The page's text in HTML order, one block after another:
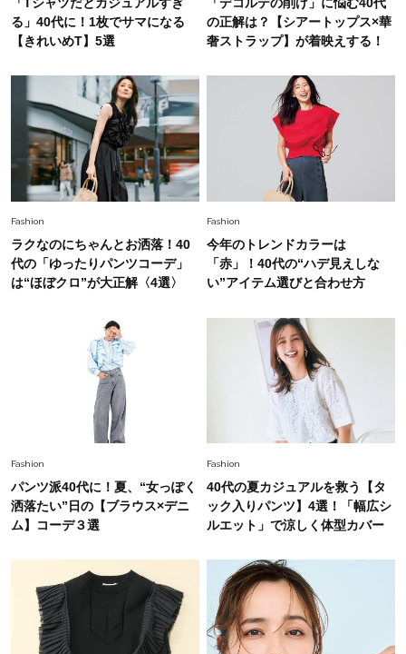
Fashion 2026.5.29
40代の夏通勤はこれ１着！「きちんと感」も
Fashion 2026.6.26
初夏はこれさえあれば！40代は【淡色ワンピ】
で即涼しげ＆上品見え〈3選〉
旬着こなし3選。地味見え回避のコツは「バッグ
選び」！
【40代のTシャツコーデ】超ビッグサイズ×きれ
いめハーフパンツでモードに昇華
Fashion
スタイリストが本気で推す！40代がほどよく華
やぐ【甘め黒アイテム】3選
る」40代に！1枚でサマになる
【きれいめT】5選
の正解は？【シアートップス×華
奢ストラップ】が着映えする！
Fashion
ラクなのにちゃんとお洒落！40
代の「ゆったりパンツコーデ」
は“ほぼクロ”が大正解〈4選〉
Fashion
今年のトレンドカラーは
「赤」！40代の“ハデ見えしな
い”アイテム選びと合わせ方
Fashion
パンツ派40代に！夏、“女っぽく
洒落たい”日の【ブラウス×デニ
ム】コーデ３選
Fashion
40代の夏カジュアルを救う【タ
ック入りパンツ】4選！「幅広シ
ルエット」で涼しく体型カバー